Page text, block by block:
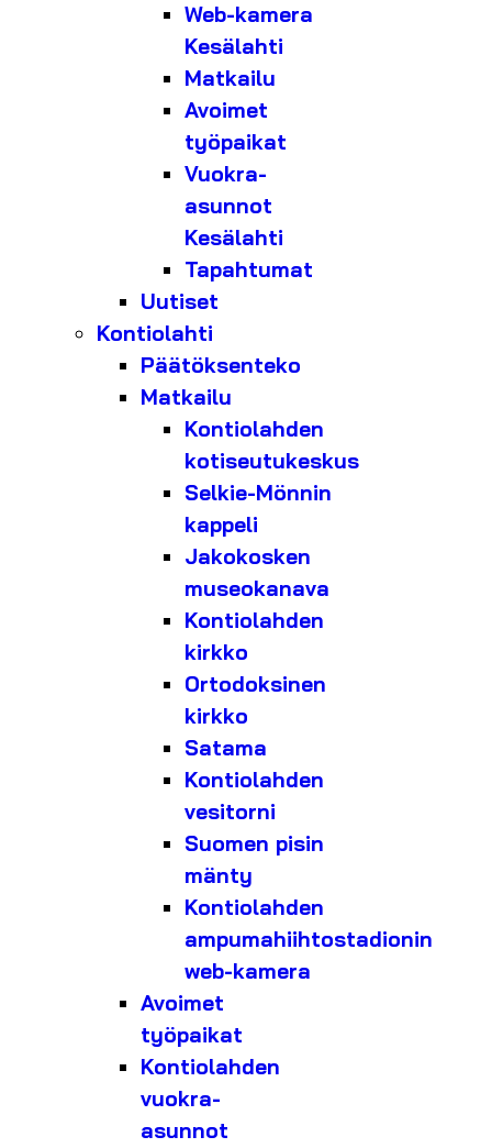
Web-kamera
Kesälahti
Matkailu
Avoimet
työpaikat
Vuokra-
asunnot
Kesälahti
Tapahtumat
Uutiset
Kontiolahti
Päätöksenteko
Matkailu
Kontiolahden
kotiseutukeskus
Selkie-Mönnin
kappeli
Jakokosken
museokanava
Kontiolahden
kirkko
Ortodoksinen
kirkko
Satama
Kontiolahden
vesitorni
Suomen pisin
mänty
Kontiolahden
ampumahiihtostadionin
web-kamera
Avoimet
työpaikat
Kontiolahden
vuokra-
asunnot